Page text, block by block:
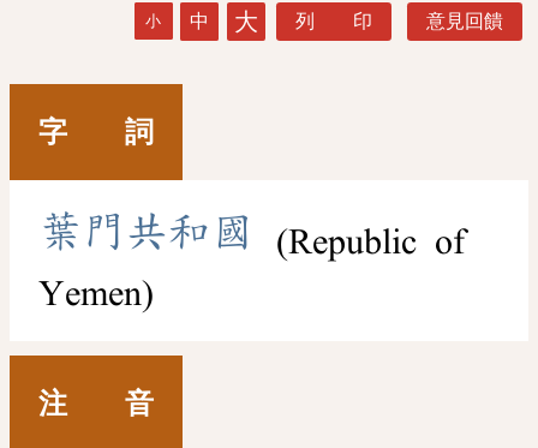
小 中 大 列 印 意見回饋
字 詞
葉 門 共和 國
(Republic of
Yemen)
注 音